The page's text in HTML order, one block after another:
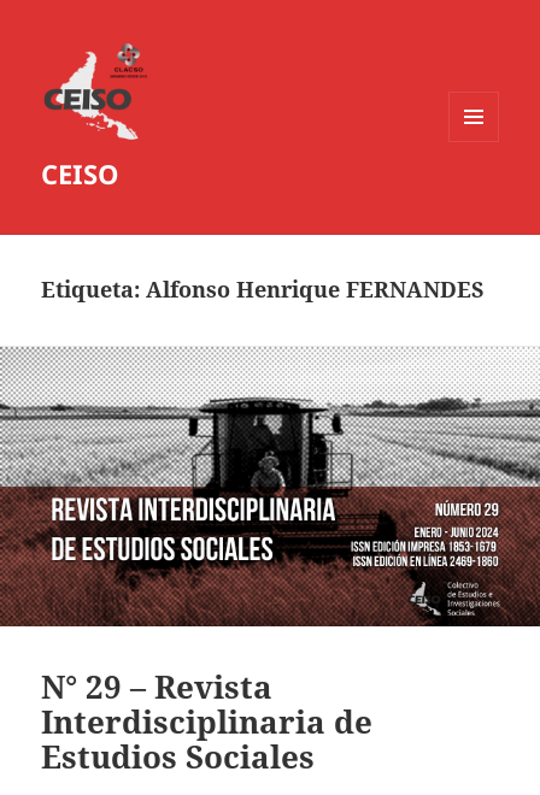
CEISO
Etiqueta:Alfonso Henrique FERNANDES
N° 29 – Revista
Interdisciplinaria de
Estudios Sociales